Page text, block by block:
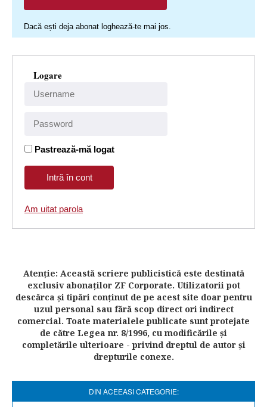
Dacă ești deja abonat loghează-te mai jos.
Logare
Pastrează-mă logat
Am uitat parola
Atenţie: Această scriere publicistică este destinată
exclusiv abonaţilor ZF Corporate. Utilizatorii pot
descărca şi tipări conţinut de pe acest site doar pentru
uzul personal sau fără scop direct ori indirect
comercial. Toate materialele publicate sunt protejate
de către Legea nr. 8/1996, cu modificările şi
completările ulterioare - privind dreptul de autor şi
drepturile conexe.
DIN ACEEASI CATEGORIE: